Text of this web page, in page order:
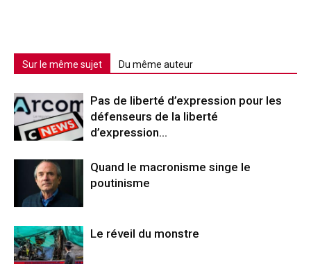
Sur le même sujet Du même auteur
Pas de liberté d’expression pour les
défenseurs de la liberté
d’expression…
Quand le macronisme singe le
poutinisme
Le réveil du monstre